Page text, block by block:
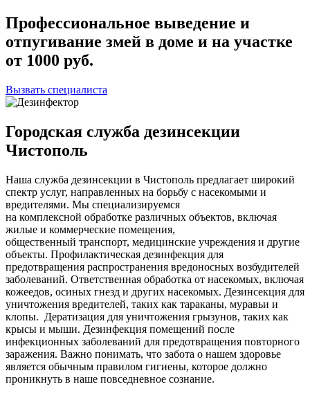
Профессиональное выведение и
отпугивание змей в доме и на участке
от 1000 руб.
Вызвать специалиста
Городская служба дезинсекции
Чистополь
Наша служба дезинсекции в Чистополь предлагает широкий
спектр услуг, направленных на борьбу с насекомыми и
вредителями. Мы специализируемся
на комплексной обработке различных объектов, включая
жилые и коммерческие помещения,
общественный транспорт, медицинские учреждения и другие
объекты. Профилактическая дезинфекция для
предотвращения распространения вредоносных возбудителей
заболеваний. Ответственная обработка от насекомых, включая
кожеедов, осиных гнезд и других насекомых. Дезинсекция для
уничтожения вредителей, таких как тараканы, муравьи и
клопы. Дератизация для уничтожения грызунов, таких как
крысы и мыши. Дезинфекция помещений после
инфекционных заболеваний для предотвращения повторного
заражения. Важно понимать, что забота о нашем здоровье
является обычным правилом гигиены, которое должно
проникнуть в наше повседневное сознание.